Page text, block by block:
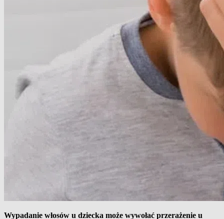
Wypadanie włosów u dziecka może wywołać przerażenie u